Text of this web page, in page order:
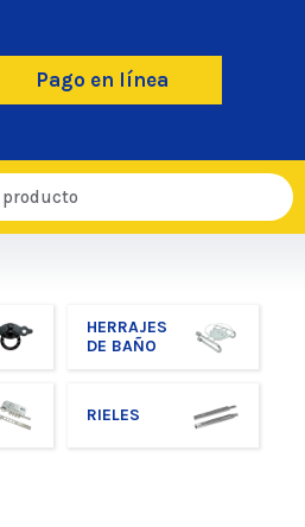
Pago en línea
HERRAJES
DE BAÑO
RIELES